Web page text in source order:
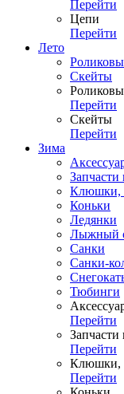
Перейти
Цепи
Перейти
Лето
Скейты
Перейти
Скейты
Перейти
Зима
Клюшки,
Коньки
Ледянки
Лыжный
Санки
Санки-
Тюбинги
Перейти
Перейти
Клюшки,
Перейти